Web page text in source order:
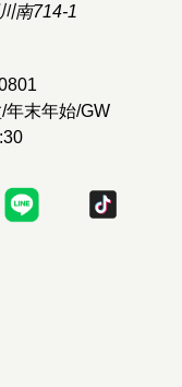
南714-1
年末年始/GW